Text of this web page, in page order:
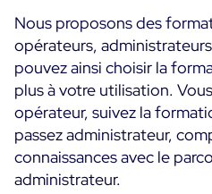
Programme ON-Partner
Programme Partenaires MSP
Centreon et AWS
Services
Professional Services
Customer Care
Formation
Communauté
The Watch
Github
RESSOURCES
Nous proposons des
opérateurs,
pouvez ainsi choisir la
plus à votre utilisation.
opérateur, suivez la
passez administrateur,
connaissances avec le
administrateur.